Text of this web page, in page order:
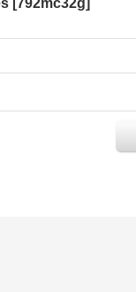
792mc32g